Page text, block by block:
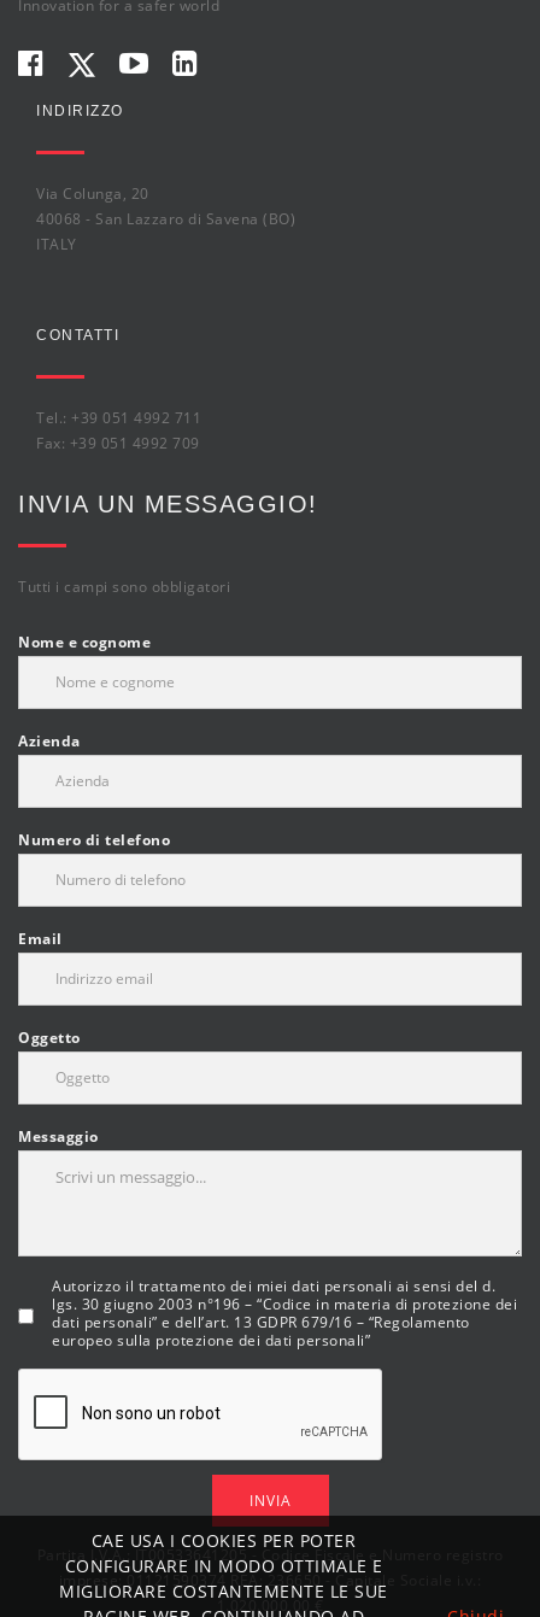
Innovation for a safer world
INDIRIZZO
Via Colunga, 20
40068 - San Lazzaro di Savena (BO)
ITALY
CONTATTI
Tel.: +39 051 4992 711
Fax: +39 051 4992 709
INVIA UN MESSAGGIO!
Tutti i campi sono obbligatori
Nome e cognome
Azienda
Numero di telefono
Email
Oggetto
Messaggio
Autorizzo il trattamento dei miei dati personali ai sensi del d.
lgs. 30 giugno 2003 n°196 – “Codice in materia di protezione dei
dati personali” e dell’art. 13 GDPR 679/16 – “Regolamento
europeo sulla protezione dei dati personali”
INVIA
Partita I.V.A.: IT00533641205 - Codice Fiscale e Numero registro
imprese: 01121590374 REA: 236650 - Capitale Sociale i.v.:
1.020.000,00 €
CAE USA I COOKIES PER POTER
CONFIGURARE IN MODO OTTIMALE E
MIGLIORARE COSTANTEMENTE LE SUE